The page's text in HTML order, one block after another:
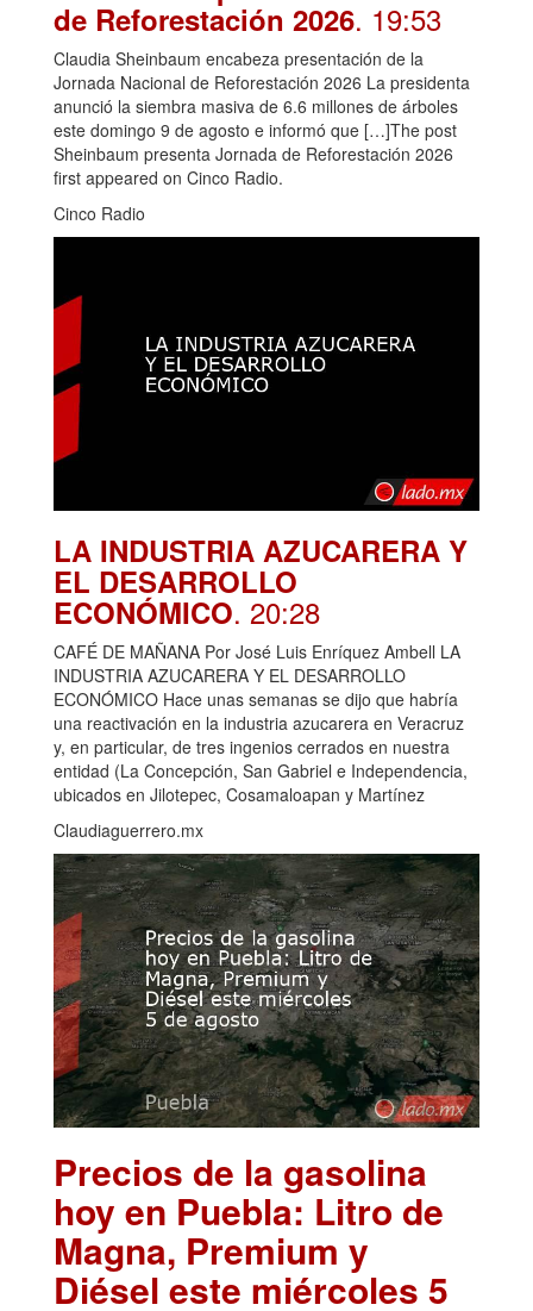
de Reforestación 2026. 19:53
Claudia Sheinbaum encabeza presentación de la
Jornada Nacional de Reforestación 2026 La presidenta
anunció la siembra masiva de 6.6 millones de árboles
este domingo 9 de agosto e informó que […]The post
Sheinbaum presenta Jornada de Reforestación 2026
first appeared on Cinco Radio.
Cinco Radio
LA INDUSTRIA AZUCARERA Y
EL DESARROLLO
ECONÓMICO. 20:28
CAFÉ DE MAÑANA Por José Luis Enríquez Ambell LA
INDUSTRIA AZUCARERA Y EL DESARROLLO
ECONÓMICO Hace unas semanas se dijo que habría
una reactivación en la industria azucarera en Veracruz
y, en particular, de tres ingenios cerrados en nuestra
entidad (La Concepción, San Gabriel e Independencia,
ubicados en Jilotepec, Cosamaloapan y Martínez
Claudiaguerrero.mx
Precios de la gasolina
hoy en Puebla: Litro de
Magna, Premium y
Diésel este miércoles 5